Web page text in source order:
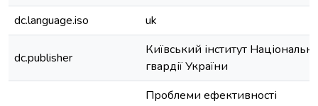
dc.language.iso
uk
dc.publisher
Київський інститут
гвардії України
Проблеми ефективності